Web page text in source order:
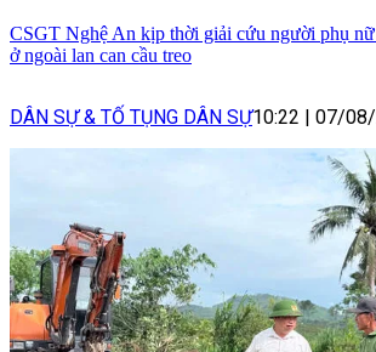
CSGT Nghệ An kịp thời giải cứu người phụ
ở ngoài lan can cầu treo
DÂN SỰ & TỐ TỤNG DÂN SỰ10:22 | 07/